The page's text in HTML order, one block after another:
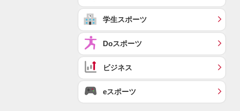
学生スポーツ
Doスポーツ
ビジネス
eスポーツ